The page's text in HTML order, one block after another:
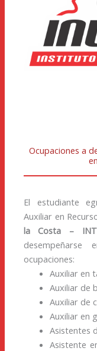
Ocupaciones a
El estudiante
Auxiliar en
la Costa –
ocupaciones:
Auxiliar en
Auxiliar de
Auxiliar de
Auxiliar en
Asistentes
Asistente